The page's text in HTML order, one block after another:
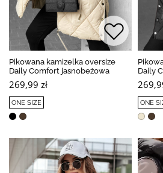
Pikowana kamizelka oversize
Daily Comfort jasnobeżowa
269,99 zł
ONE SIZE
Daily
ONE